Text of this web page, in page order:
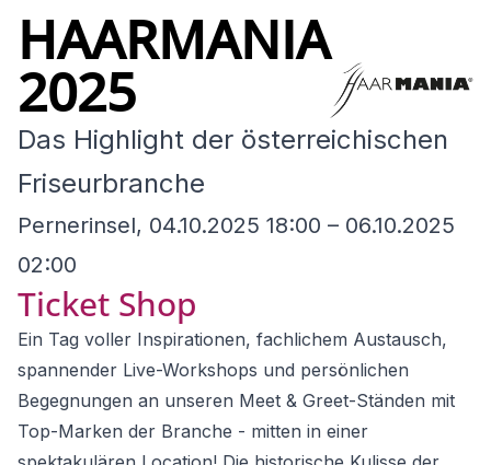
HAARMANIA
2025
Das Highlight der österreichischen
Friseurbranche
Pernerinsel, 04.10.2025 18:00 – 06.10.2025
02:00
Ticket Shop
Ein Tag voller Inspirationen, fachlichem Austausch,
spannender Live-Workshops und persönlichen
Begegnungen an unseren Meet & Greet-Ständen mit
Top-Marken der Branche - mitten in einer